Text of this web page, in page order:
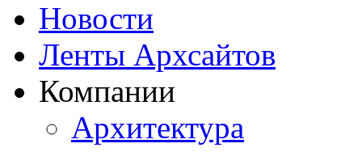
Новости
Ленты Архсайтов
Компании
Архитектура